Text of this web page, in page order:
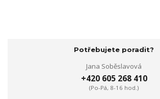
Potřebujete poradit?
Jana Soběslavová
+420 605 268 410
(Po-Pá, 8-16 hod.)